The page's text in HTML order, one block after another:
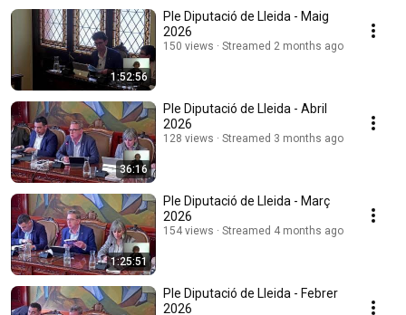
1:52:56
Ple Diputació de Lleida - Maig
2026
150 views Streamed 2 months ago
36:16
Ple Diputació de Lleida - Abril
2026
128 views Streamed 3 months ago
1:25:51
Ple Diputació de Lleida - Març
2026
154 views Streamed 4 months ago
Ple Diputació de Lleida - Febrer
2026